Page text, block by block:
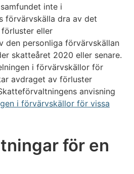
inte i
förvärvskälla dra av det
eller
den personliga förvärvskällan
skatteåret 2020 eller senare.
i förvärvskällor för
avdraget av förluster
anvisning
i förvärvskällor för vissa
för en